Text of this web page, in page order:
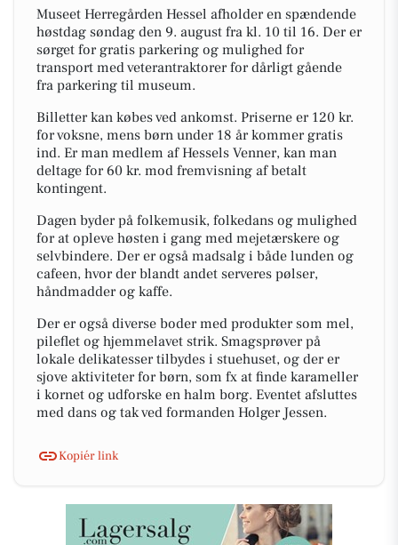
Museet Herregården Hessel afholder en spændende
høstdag søndag den 9. august fra kl. 10 til 16. Der er
sørget for gratis parkering og mulighed for
transport med veterantraktorer for dårligt gående
fra parkering til museum.
Billetter kan købes ved ankomst. Priserne er 120 kr.
for voksne, mens børn under 18 år kommer gratis
ind. Er man medlem af Hessels Venner, kan man
deltage for 60 kr. mod fremvisning af betalt
kontingent.
Dagen byder på folkemusik, folkedans og mulighed
for at opleve høsten i gang med mejetærskere og
selvbindere. Der er også madsalg i både lunden og
cafeen, hvor der blandt andet serveres pølser,
håndmadder og kaffe.
Der er også diverse boder med produkter som mel,
pileflet og hjemmelavet strik. Smagsprøver på
lokale delikatesser tilbydes i stuehuset, og der er
sjove aktiviteter for børn, som fx at finde karameller
i kornet og udforske en halm borg. Eventet afsluttes
med dans og tak ved formanden Holger Jessen.
Kopiér link